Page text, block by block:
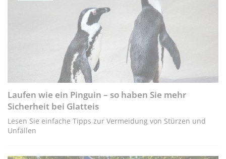
Laufen wie ein Pinguin – so haben Sie mehr
Sicherheit bei Glatteis
Lesen Sie einfache Tipps zur Vermeidung von Stürzen und
Unfällen